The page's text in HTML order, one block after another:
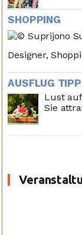
SHOPPING
Designer,
AUSFLUG
Lust
Sie